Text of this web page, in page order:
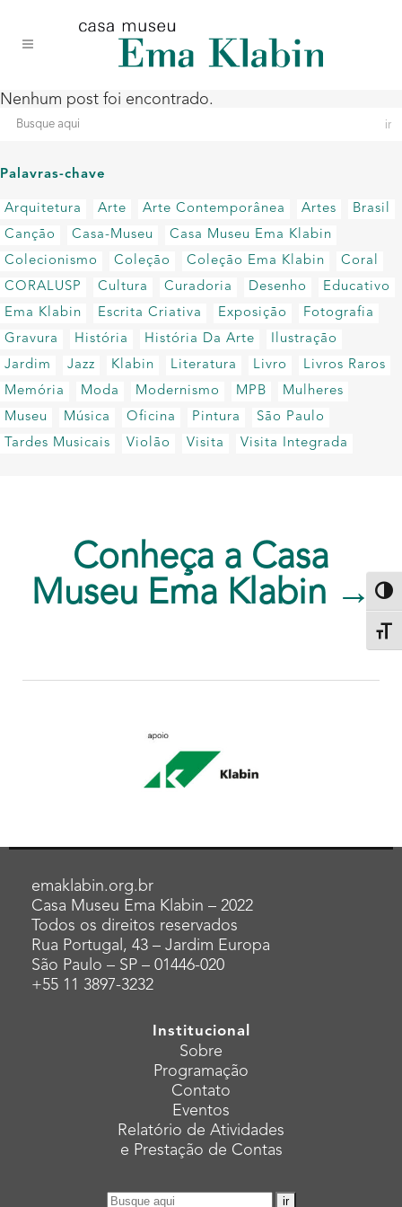
conteúdo
navegação
site
Nenhum post foi encontrado.
Palavras-chave
Arquitetura Arte Arte Contemporânea Artes
Brasil
Canção
Casa-Museu
Casa Museu Ema Klabin
Colecionismo
Coleção Coleção Ema Klabin
Coral
CORALUSP
Cultura Curadoria Desenho
Educativo
Ema Klabin
Escrita Criativa Exposição
Fotografia
Gravura
História História Da Arte
Ilustração
Jardim
Jazz Klabin Literatura Livro
Livros Raros
Memória
Moda Modernismo MPB
Mulheres
Museu
Música Oficina Pintura
São Paulo
Tardes Musicais
Violão Visita Visita Integrada
Conheça a Casa
Museu Ema Klabin →
emaklabin.org.br
Casa Museu Ema Klabin – 2022
Todos os direitos reservados
Rua Portugal, 43 – Jardim Europa
São Paulo – SP – 01446-020
+55 11 3897-3232
Institucional
Sobre
Programação
Contato
Eventos
Relatório de Atividades
e Prestação de Contas